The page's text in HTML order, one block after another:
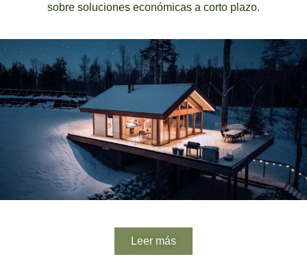
sobre soluciones económicas a corto plazo.
Leer más